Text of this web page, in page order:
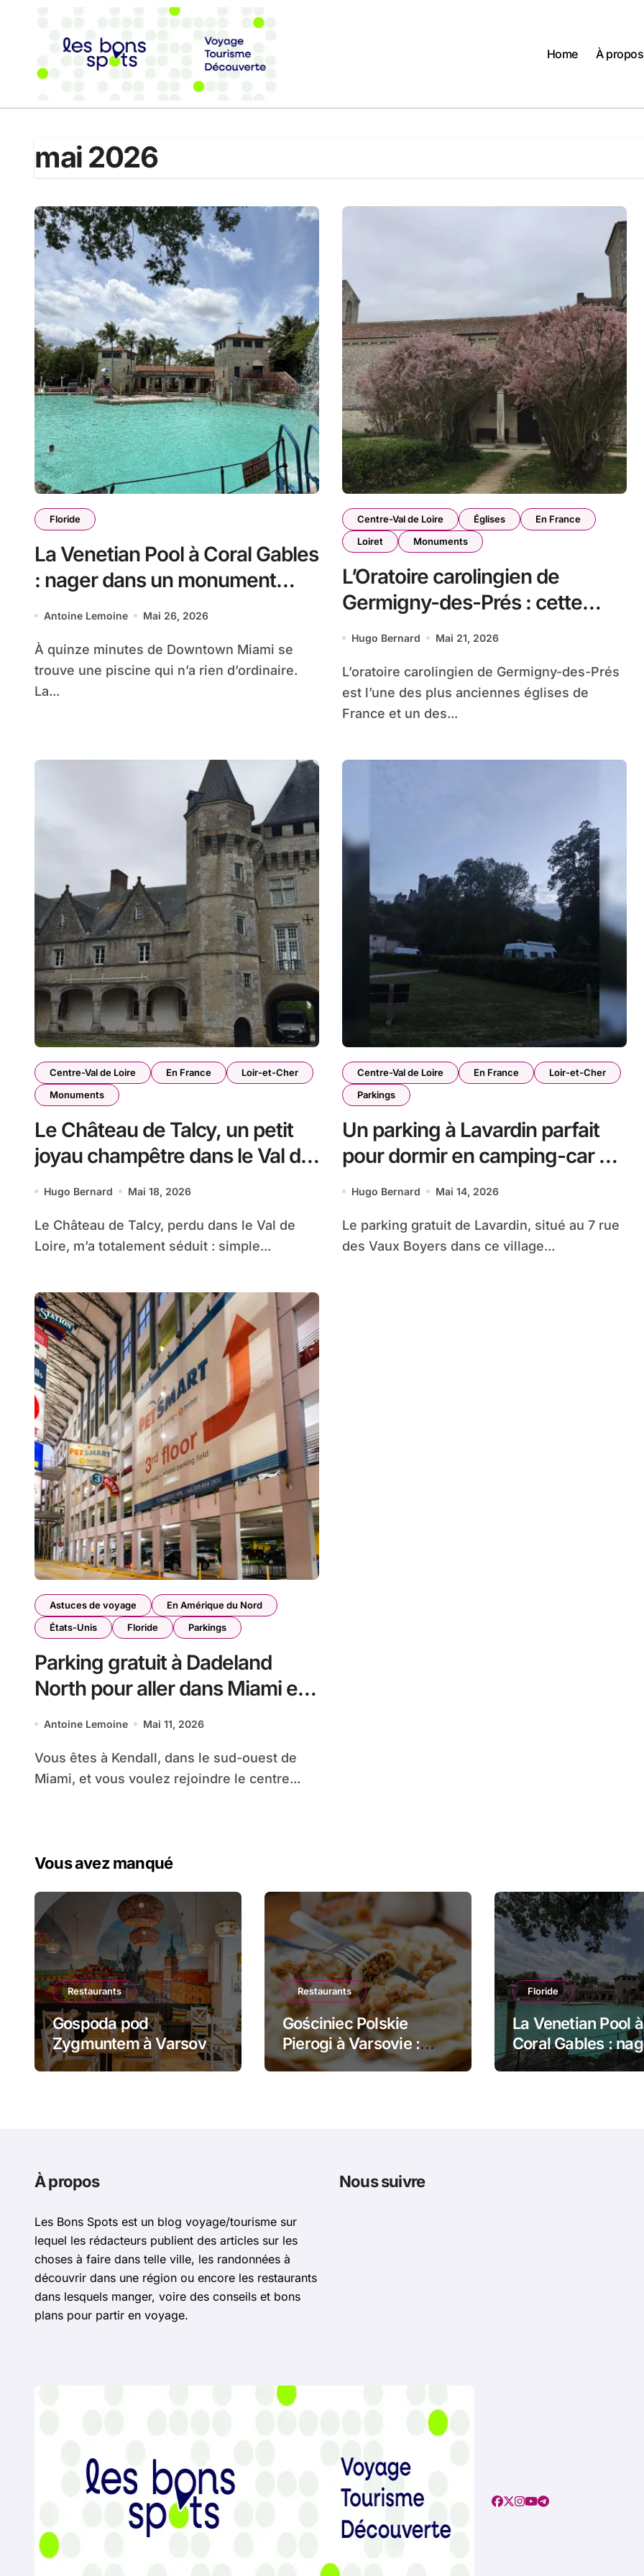
Home
À propos
mai 2026
Floride
La Venetian Pool à Coral Gables
: nager dans un monument
historique de Miami
Antoine Lemoine Mai 26, 2026
À quinze minutes de Downtown Miami se
trouve une piscine qui n’a rien d’ordinaire.
La...
Centre-Val de Loire Églises
En France
Loiret
Monuments
L’Oratoire carolingien de
Germigny-des-Prés : cette
église renferme une
carolingienne
Hugo Bernard Mai 21, 2026
L’oratoire carolingien de Germigny-des-Prés
est l’une des plus anciennes églises de
France et un des...
Centre-Val de Loire En France
Loir-et-Cher
Monuments
Le Château de Talcy, un petit
joyau champêtre dans le Val de
Loire
Hugo Bernard Mai 18, 2026
Le Château de Talcy, perdu dans le Val de
Loire, m’a totalement séduit : simple...
Centre-Val de Loire En France
Loir-et-Cher
Parkings
Un parking à Lavardin parfait
pour dormir en camping-car ou
en van
Hugo Bernard Mai 14, 2026
Le parking gratuit de Lavardin, situé au 7 rue
des Vaux Boyers dans ce village...
Astuces de voyage
En Amérique du Nord
États-Unis
Floride Parkings
Parking gratuit à Dadeland
North pour aller dans Miami en
Metrorail
Antoine Lemoine Mai 11, 2026
Vous êtes à Kendall, dans le sud-ouest de
Miami, et vous voulez rejoindre le centre...
Vous avez manqué
Restaurants
Gospoda pod
Zygmuntem à Varsovie
: barszcz aux uszka et
Restaurants
Gościniec Polskie
Pierogi à Varsovie :
żurek dans le pain et
Floride
La Venetian Pool à
Coral Gables :
dans un monument
À propos
Les Bons Spots est un blog voyage/tourisme sur
lequel les rédacteurs publient des articles sur les
choses à faire dans telle ville, les randonnées à
découvrir dans une région ou encore les restaurants
dans lesquels manger, voire des conseils et bons
plans pour partir en voyage.
Nous suivre